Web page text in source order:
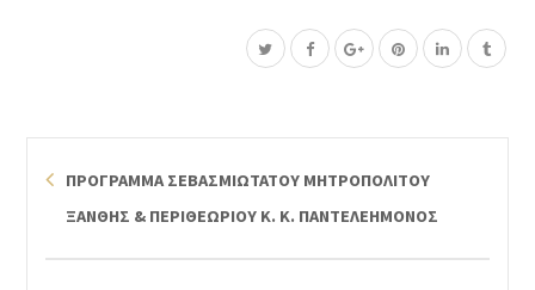
ΠΡΟΓΡΑΜΜΑ ΣΕΒΑΣΜΙΩΤΑΤΟΥ ΜΗΤΡΟΠΟΛΙΤΟΥ
ΞΑΝΘΗΣ & ΠΕΡΙΘΕΩΡΙΟΥ Κ. Κ. ΠΑΝΤΕΛΕΗΜΟΝΟΣ